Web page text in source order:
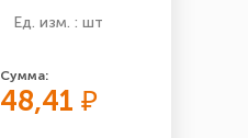
Ед. изм. : шт
Сумма:
48,41₽